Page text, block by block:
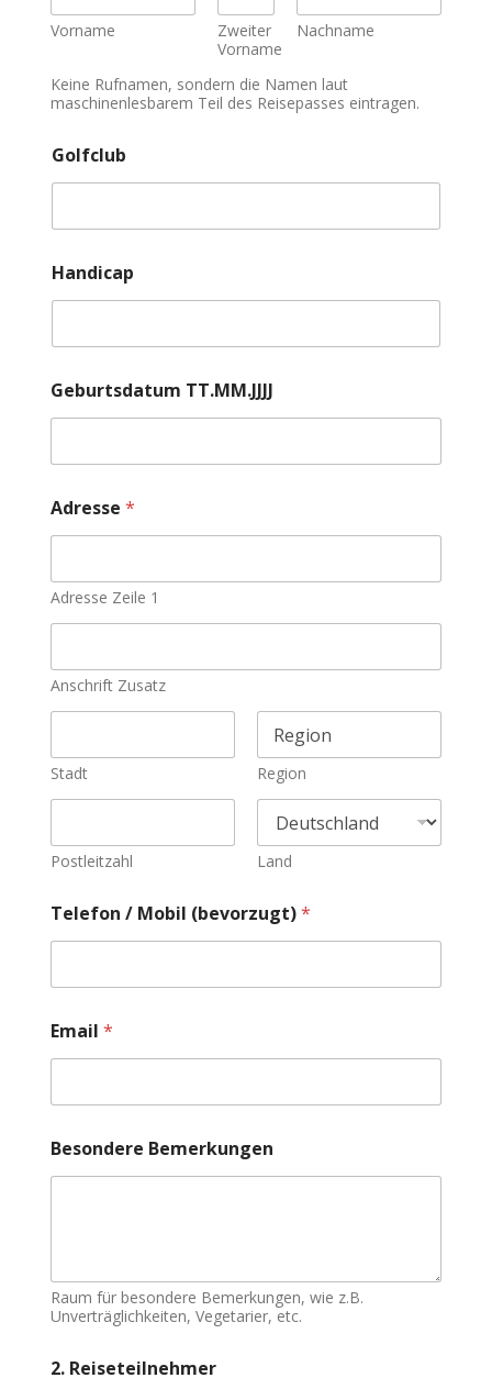
Vorname
Zweiter
Vorname
Nachname
Keine Rufnamen, sondern die Namen laut
maschinenlesbarem Teil des Reisepasses eintragen.
Golfclub
Handicap
Geburtsdatum TT.MM.JJJJ
Adresse *
Adresse Zeile 1
Anschrift Zusatz
Stadt Region
Postleitzahl Land
Telefon / Mobil (bevorzugt)*
Email *
Besondere Bemerkungen
Raum für besondere Bemerkungen, wie z.B.
Unverträglichkeiten, Vegetarier, etc.
2. Reiseteilnehmer